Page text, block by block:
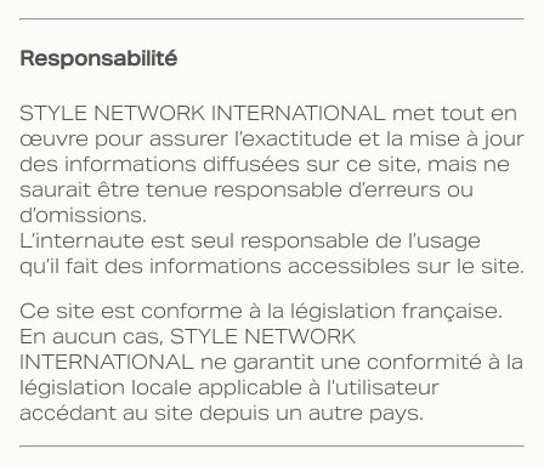
Responsabilité
STYLE NETWORK INTERNATIONAL met tout en
œuvre pour assurer l’exactitude et la mise à jour
des informations diffusées sur ce site, mais ne
saurait être tenue responsable d’erreurs ou
d’omissions.
L’internaute est seul responsable de l’usage
qu’il fait des informations accessibles sur le site.
Ce site est conforme à la législation française.
En aucun cas, STYLE NETWORK
INTERNATIONAL ne garantit une conformité à la
législation locale applicable à l’utilisateur
accédant au site depuis un autre pays.